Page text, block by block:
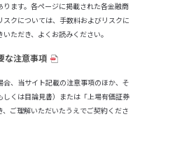
ます。各ページに掲載された各金融商
クについては、手数料およびリスクに
ただき、よくお読みください。
な注意事項
、当サイト記載の注意事項のほか、そ
くは目論見書）または「上場有価証券
ご理解いただいたうえでご契約くださ